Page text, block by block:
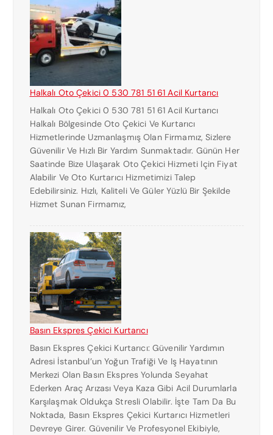
Halkalı Oto Çekici 0 530 781 51 61 Acil Kurtarıcı
Halkalı Oto Çekici 0 530 781 51 61 Acil Kurtarıcı
Halkalı Bölgesinde Oto Çekici Ve Kurtarıcı
Hizmetlerinde Uzmanlaşmış Olan Firmamız, Sizlere
Güvenilir Ve Hızlı Bir Yardım Sunmaktadır. Günün Her
Saatinde Bize Ulaşarak Oto Çekici Hizmeti Için Fiyat
Alabilir Ve Oto Kurtarıcı Hizmetimizi Talep
Edebilirsiniz. Hızlı, Kaliteli Ve Güler Yüzlü Bir Şekilde
Hizmet Sunan Firmamız,
Basın Ekspres Çekici Kurtarıcı
Basın Ekspres Çekici Kurtarıcı: Güvenilir Yardımın
Adresi İstanbul’un Yoğun Trafiği Ve Iş Hayatının
Merkezi Olan Basın Ekspres Yolunda Seyahat
Ederken Araç Arızası Veya Kaza Gibi Acil Durumlarla
Karşılaşmak Oldukça Stresli Olabilir. İşte Tam Da Bu
Noktada, Basın Ekspres Çekici Kurtarıcı Hizmetleri
Devreye Girer. Güvenilir Ve Profesyonel Ekibiyle,